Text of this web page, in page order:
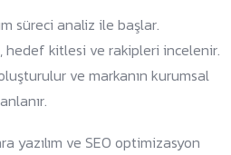
süreci analiz ile başlar.
hedef kitlesi ve rakipleri incelenir.
ve markanın kurumsal
yazılım ve SEO optimizasyon